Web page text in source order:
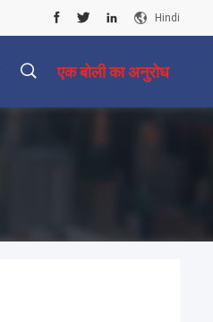
Hindi
एक बोली का अनुरोध